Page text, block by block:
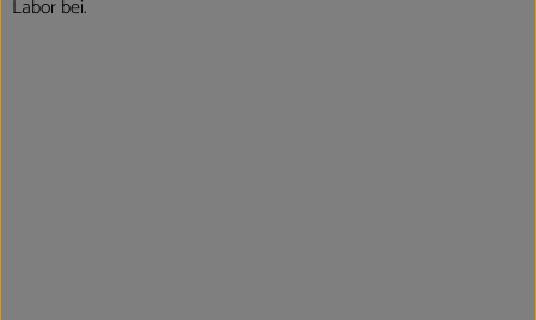
Labor bei.